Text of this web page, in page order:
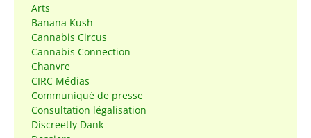
Arts
Banana Kush
Cannabis Circus
Cannabis Connection
Chanvre
CIRC Médias
Communiqué de presse
Consultation légalisation
Discreetly Dank